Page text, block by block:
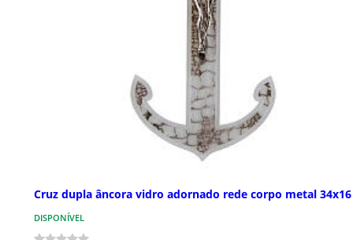
Cruz dupla âncora vidro adornado rede corpo metal
DISPONÍVEL